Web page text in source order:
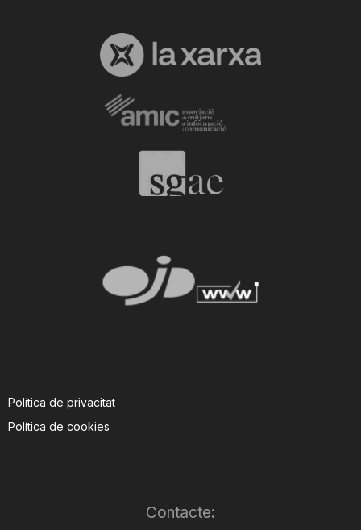
Política de privacitat
Política de cookies
Contacte: